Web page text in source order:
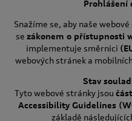
Prohlášení
Snažíme se, aby naše
se zákonem o přístupnosti
implementuje směrnici
webových stránek a
Stav
Tyto webové stránky jsou
Accessibility Guidelines
základě